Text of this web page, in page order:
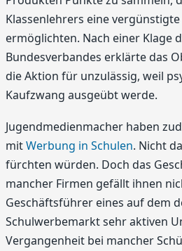
Klassenlehrers eine
ermöglichten. Nach einer Klage
Bundesverbandes erklärte das
die Aktion für unzulässig, weil
Kaufzwang ausgeübt werde.
Jugendmedienmacher haben
mitWerbung in Schulen. Nicht
fürchten würden. Doch das
mancher Firmen gefällt ihnen
Geschäftsführer eines auf dem
Schulwerbemarkt sehr aktiven
Vergangenheit bei mancher